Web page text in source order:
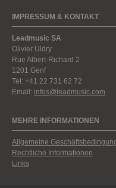
IMPRESSUM & KONTAKT
Leadmusic SA
Olivier Uldry
Rue Albert-Richard 2
1201 Genf
Tel: +41 22 731 62 72
Email: infos@leadmusic.com
MEHRE INFORMATIONEN
Allgemeine
Rechtliche Informationen
Links